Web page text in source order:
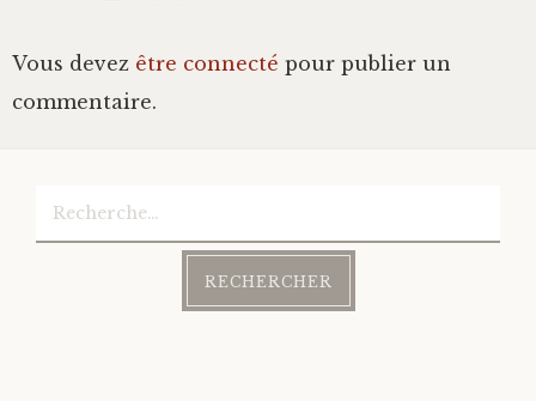
Emotions
Vous devez être connecté pour publier un
commentaire.